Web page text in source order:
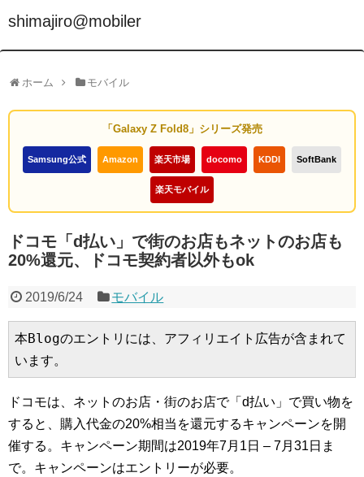
shimajiro@mobiler
ホーム モバイル
「Galaxy Z Fold8」シリーズ発売
Samsung公式 Amazon 楽天市場 docomo KDDI SoftBank
楽天モバイル
ドコモ「d払い」で街のお店もネットのお店も
20%還元、ドコモ契約者以外もok
2019/6/24 モバイル
本Blogのエントリには、アフィリエイト広告が含まれて
います。
ドコモは、ネットのお店・街のお店で「d払い」で買い物を
すると、購入代金の20%相当を還元するキャンペーンを開
催する。キャンペーン期間は2019年7月1日 – 7月31日ま
で。キャンペーンはエントリーが必要。